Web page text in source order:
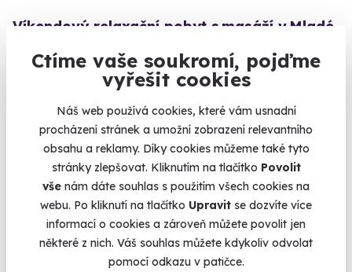
Ctíme vaše soukromí, pojďme
vyřešit cookies
Náš web používá cookies, které vám usnadní
procházení stránek a umožní zobrazení relevantního
obsahu a reklamy. Díky cookies můžeme také tyto
stránky zlepšovat. Kliknutím na tlačítko Povolit
vše nám dáte souhlas s použitím všech cookies na
webu. Po kliknutí na tlačítko Upravit se dozvíte více
informací o cookies a zároveň můžete povolit jen
některé z nich. Váš souhlas můžete kdykoliv odvolat
pomocí odkazu v patičce.
Víkendový relaxační pobyt s masáží v Mladé
Dny plné klidu, luxusu a dokonalého odpočinku.
Mladá Boleslav
6 933 Kč